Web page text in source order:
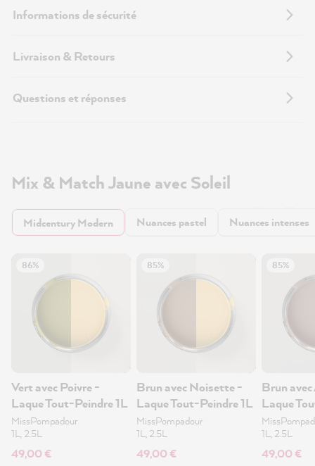
Informations de sécurité
Livraison & Retours
Questions et réponses
Mix & Match Jaune avec Soleil
Midcentury Modern Nuances pastel Nuances intenses
86%
Vert avec Poivre -
Laque Tout-Peindre 1L
MissPompadour
1L, 2.5L
49,00 €
85%
Brun avec Noisette -
Laque Tout-Peindre 1L
MissPompadour
1L, 2.5L
49,00 €
85%
Brun
Laque
1L, 2.5L
49,00 €